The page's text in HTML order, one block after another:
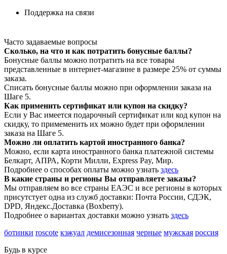
Поддержка на связи
Часто задаваемые вопросы
Сколько, на что и как потратить бонусные баллы?
Бонусные баллы можно потратить на все товары
представленные в интернет-магазине в размере 25% от суммы
заказа.
Списать бонусные баллы можно при оформлении заказа на
Шаге 5.
Как применить сертификат или купон на скидку?
Если у Вас имеется подарочный сертификат или код купон на
скидку, то примеменить их можно будет при оформлении
заказа на Шаге 5.
Можно ли оплатить картой иностранного банка?
Можно, если карта иностранного банка платежной системы
Белкарт, АПРА, Корти Милли, Express Pay, Мир.
Подробнее о способах оплаты можно узнать здесь
В какие страны и регионы Вы отправляете заказы?
Мы отправляем во все страны ЕАЭС и все регионы в которых
присутстует одна из служб доставки: Почта России, СДЭК,
DPD, Яндекс.Доставка (Boxberry).
Подробнее о вариантах доставки можно узнать здесь
ботинки roscote кэжуал демисезонная черные мужская россия
Будь в курсе